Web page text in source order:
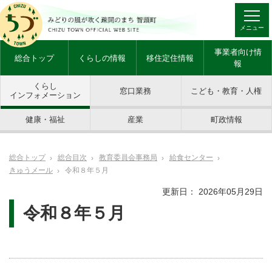
メニュー
総合トップ くらしの情報 移住定住情報
事業者向け情
報
くらし
インフォメーション
窓口業務 こども・教育・人権
健康・福祉 産業 町政情報
総合トップ 総合目次 教育委員会事務局
給食センター
きゅうメール
令和８年５月
更新日： 2026年05月29日
令和８年５月